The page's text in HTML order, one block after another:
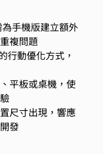
手機版建立額外
複問題
行動優化方式，
平板或桌機，使
尺寸出現，響應
發